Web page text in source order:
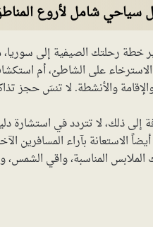
سياحي شامل لأروع
خطة رحلتك الصيفية إلى سوريا،
على الشاطئ، أم
والأنشطة. لا تنسَ حجز
إلى ذلك، لا تتردد في
الاستعانة بآراء المسافرين
المناسبة، واقي الشمس،